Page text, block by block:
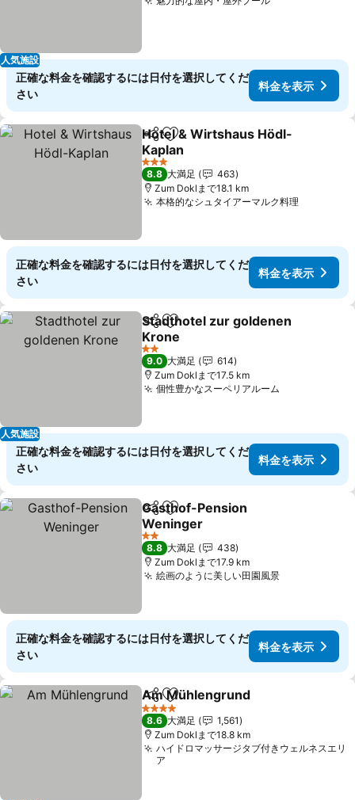
人気施設
料金を表示
正確な料金を確認するには日付を選択してくだ
さい
料金を表示
シェアお気に入りに追加
Hotel & Wirtshaus Hödl-
Kaplan
料金を表示
3 ホテルのランク
8.8 大満足
463
Zum Doklまで18.1 km
本格的なシュタイアーマルク料理料金を表
正確な料金を確認するには日付を選択してくだ
さい
料金を表示
人気施設
シェアお気に入りに追加
Stadthotel zur goldenen
Krone
料金を表示
2 ホテルのランク
9.0 大満足
614
Zum Doklまで17.5 km
個性豊かなスーペリアルーム
正確な料金を確認するには日付を選択してくだ
さい
料金を表示
シェアお気に入りに追加
Gasthof-Pension
Weninger
料金を表示
2 ホテルのランク
8.8 大満足
438
Zum Doklまで17.9 km
絵画のように美しい田園風景料金を表示
正確な料金を確認するには日付を選択してくだ
さい
料金を表示
シェアお気に入りに追加
Am Mühlengrund
4 ホテルのランク
8.6 大満足
1,561
Zum Doklまで18.8 km
ハイドロマッサージタブ付きウェルネスエリ
ア